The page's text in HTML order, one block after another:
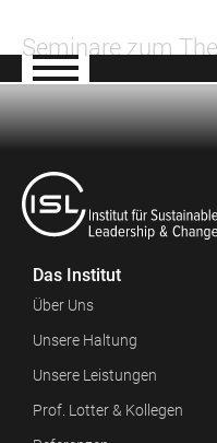
Seminare zum
Das Institut
Über Uns
Unsere Haltung
Unsere Leistungen
Prof. Lotter & Kollegen